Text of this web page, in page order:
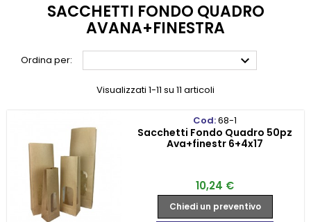
SACCHETTI FONDO QUADRO
AVANA+FINESTRA
Ordina per: 
Visualizzati 1-11 su 11 articoli
Cod:68-1
Sacchetti Fondo Quadro 50pz
Ava+finestr 6+4x17
Prezzo
10,24 €
Chiedi un preventivo